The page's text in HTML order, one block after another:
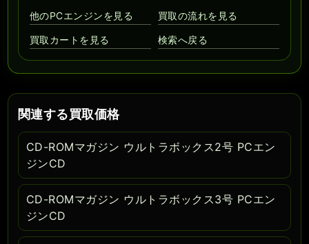
他のPCエンジンを見る
買取の流れを見る
買取カートを見る 検索へ戻る
関連する買取価格
CD-ROMマガジン ウルトラボックス2号 PCエン
ジンCD
CD-ROMマガジン ウルトラボックス3号 PCエン
ジンCD